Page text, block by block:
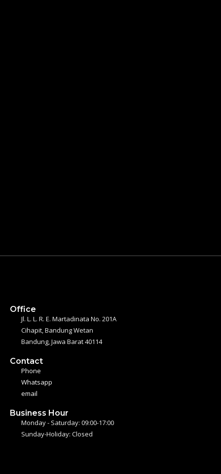
Office
Jl. L. L. R. E. Martadinata No. 201A
Cihapit, Bandung Wetan
Bandung, Jawa Barat 40114
Contact
Phone
Whatsapp
email
Business Hour
Monday - Saturday: 09:00-17:00
Sunday-Holiday: Closed